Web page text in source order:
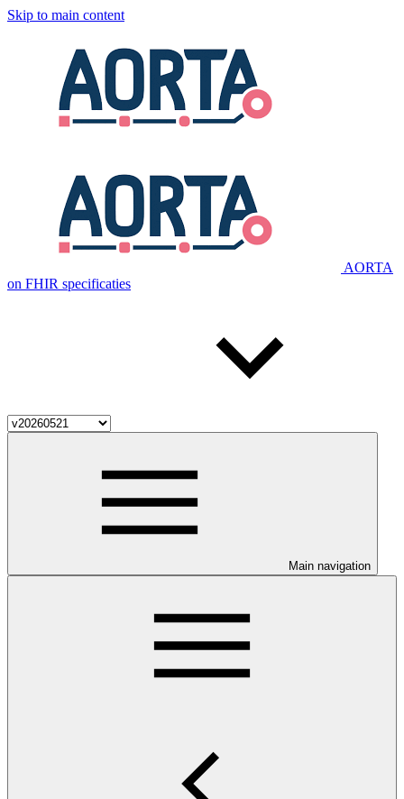
Skip to main content
AORTA
on FHIR specificaties
Main navigation